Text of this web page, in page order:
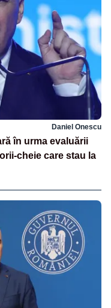
Daniel Onescu
în urma evaluării
cheie care stau la